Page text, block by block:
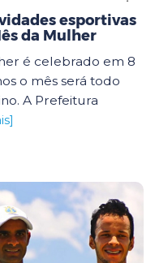
esportivas
da Mulher
é celebrado em 8
o mês será todo
A Prefeitura